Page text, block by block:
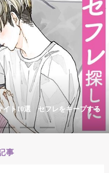
イト10選 セフレをキープする
事